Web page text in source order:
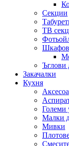
Секции
ТВ
Ъглови
Закачалки
Кухня
Големи
Малки
Мивки